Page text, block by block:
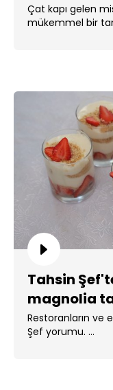
Çat kapı gelen
mükemmel bir
Tahsin
magnolia
Restoranların ve
Şef yorumu. ...